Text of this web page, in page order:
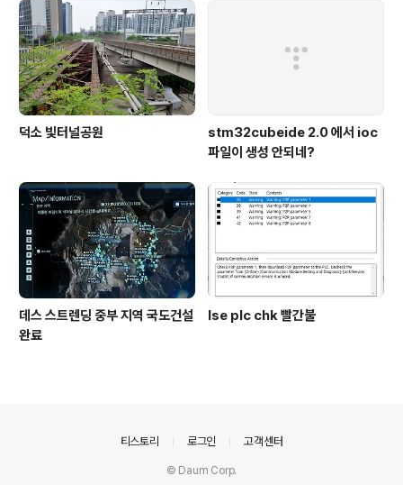
덕소 빛터널공원
stm32cubeide 2.0 에서 ioc
파일이 생성 안되네?
데스 스트렌딩 중부 지역 국도건설
완료
lse plc chk 빨간불
티스토리 로그인 고객센터
© Daum Corp.